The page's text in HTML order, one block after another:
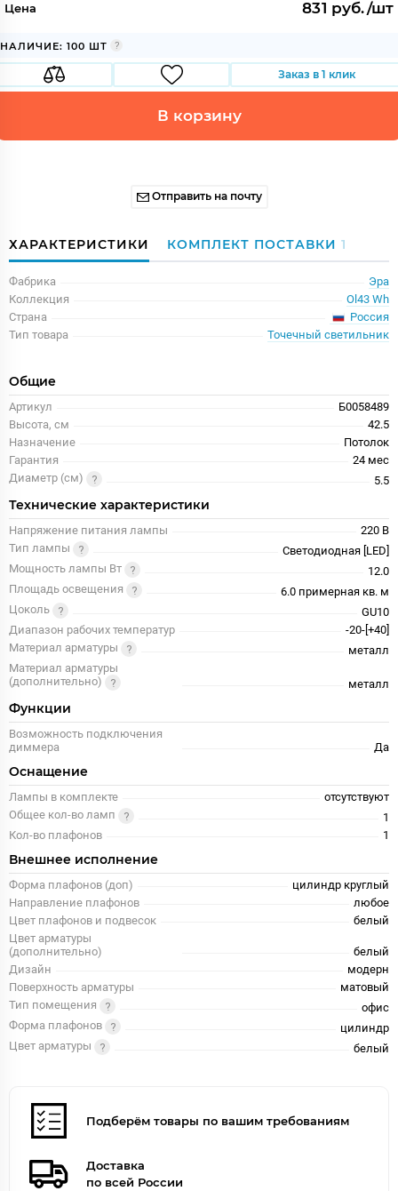
Цена 831 руб./шт
НАЛИЧИЕ: 100 ШТ
Заказ в 1 клик
В корзину
Отправить на почту
ХАРАКТЕРИСТИКИ КОМПЛЕКТ ПОСТАВКИ 1
Фабрика
Эра
Коллекция
Ol43 Wh
Страна
Россия
Тип товара
Точечный светильник
Общие
Артикул
Б0058489
Высота, см
42.5
Назначение
Потолок
Гарантия
24 меc
Диаметр (см)
5.5
Технические характеристики
Напряжение питания лампы
220 В
Тип лампы
Светодиодная [LED]
Мощность лампы Вт
12.0
Площадь освещения
6.0 примерная кв. м
Цоколь
GU10
Диапазон рабочих температур
-20-[+40]
Материал арматуры
металл
Материал арматуры
(дополнительно)
металл
Функции
Возможность подключения
диммера
Да
Оснащение
Лампы в комплекте
отсутствуют
Общее кол-во ламп
1
Кол-во плафонов
1
Внешнее исполнение
Форма плафонов (доп)
цилиндр круглый
Направление плафонов
любое
Цвет плафонов и подвесок
белый
Цвет арматуры
(дополнительно)
белый
Дизайн
модерн
Поверхность арматуры
матовый
Тип помещения
офис
Форма плафонов
цилиндр
Цвет арматуры
белый
Подберём товары по вашим требованиям
Доставка
по всей России